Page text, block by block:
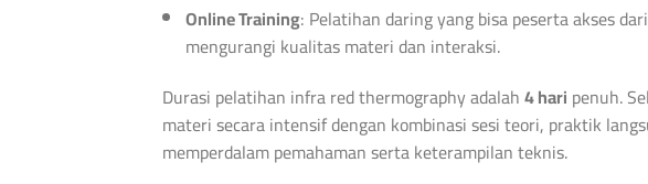
Online Training: Pelatihan daring yang bisa peserta akses
mengurangi kualitas materi dan interaksi.
Durasi pelatihan infra red thermography adalah4 hari penuh.
materi secara intensif dengan kombinasi sesi teori, praktik
memperdalam pemahaman serta keterampilan teknis.